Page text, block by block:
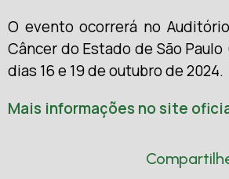
O evento ocorrerá no
Câncer do Estado de São Paulo
dias 16 e 19 de outubro de 2024.
Mais informações no site